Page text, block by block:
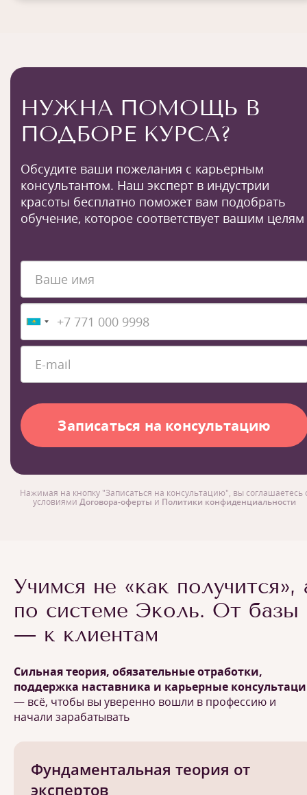
НУЖНА ПОМОЩЬ В
ПОДБОРЕ КУРСА?
Обсудите ваши пожелания с карьерным
консультантом. Наш эксперт в индустрии
красоты бесплатно поможет вам подобрать
обучение, которое соответствует вашим целям
Нажимая на кнопку "Записаться на консультацию", вы соглашаетесь
условиями Договора-оферты и Политики конфиденциальности
Учимся не «как получится»,
по системе Эколь. От базы
— к клиентам
Сильная теория, обязательные отработки,
поддержка наставника и карьерные
— всё, чтобы вы уверенно вошли в профессию и
начали зарабатывать
Фундаментальная теория от
экспертов